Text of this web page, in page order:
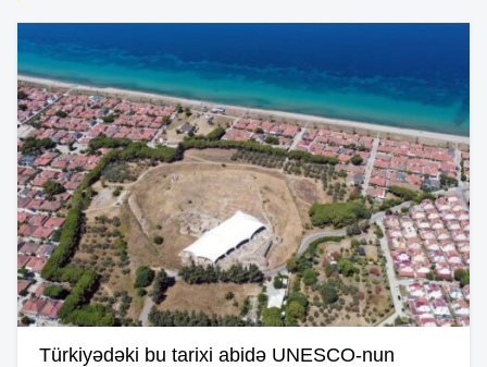
Türkiyədəki bu tarixi abidə UNESCO-nun